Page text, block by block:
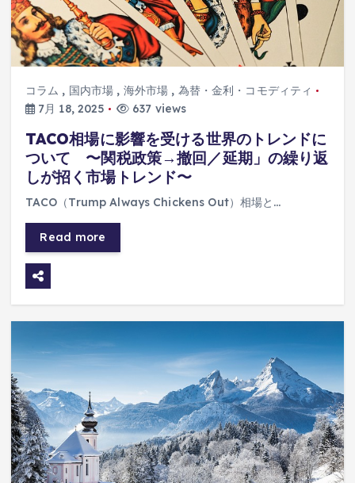
コラム , 国内市場 , 海外市場 , 為替・金利・コモディティ
7月 18, 2025
637 views
TACO相場に影響を受ける世界のトレンドに
ついて 〜関税政策→撤回／延期」の繰り返
しが招く市場トレンド〜
TACO（Trump Always Chickens Out）相場と…
Read more